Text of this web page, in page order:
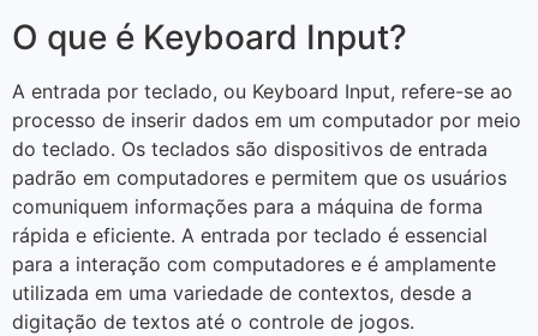
O que é Keyboard Input?
A entrada por teclado, ou Keyboard Input, refere-se ao
processo de inserir dados em um computador por meio
do teclado. Os teclados são dispositivos de entrada
padrão em computadores e permitem que os usuários
comuniquem informações para a máquina de forma
rápida e eficiente. A entrada por teclado é essencial
para a interação com computadores e é amplamente
utilizada em uma variedade de contextos, desde a
digitação de textos até o controle de jogos.